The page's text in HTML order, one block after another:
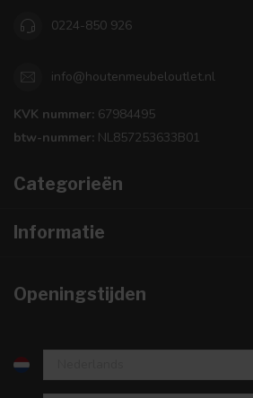
0224-850 926
info@houtenmeubeloutlet.nl
KVK nummer: 67984495
btw-nummer: NL857253633B01
Categorieën
Informatie
Openingstijden